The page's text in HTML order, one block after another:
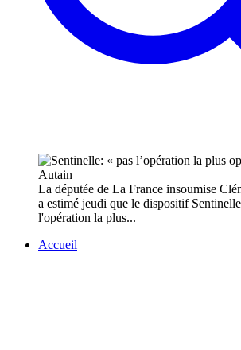
La députée de La France insoumise
a estimé jeudi que le dispositif
l'opération la plus...
Accueil